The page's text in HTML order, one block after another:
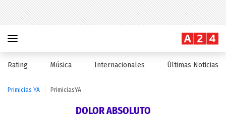
Rating Música Internacionales Últimas Noticias
Primicias YA PrimiciasYA
DOLOR ABSOLUTO